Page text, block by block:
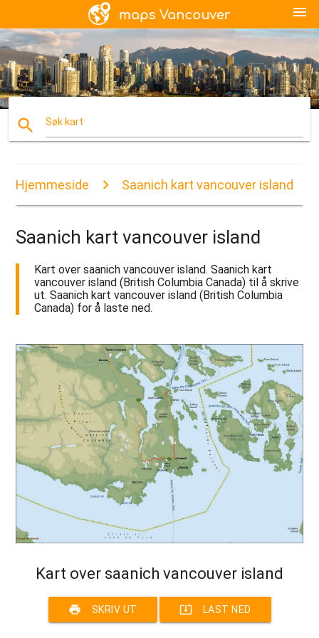
menu
search Søk kart
Hjemmeside Saanich kart vancouver island
Saanich kart vancouver island
Kart over saanich vancouver island. Saanich kart
vancouver island (British Columbia Canada) til å skrive
ut. Saanich kart vancouver island (British Columbia
Canada) for å laste ned.
Kart over saanich vancouver island
print SKRIV UT system_update_alt LAST NED